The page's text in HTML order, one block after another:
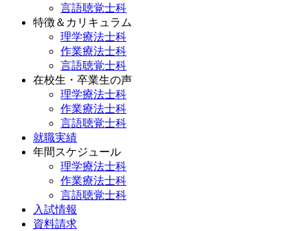
言語聴覚士科
特徴＆カリキュラム
理学療法士科
作業療法士科
言語聴覚士科
在校生・卒業生の声
理学療法士科
作業療法士科
言語聴覚士科
就職実績
年間スケジュール
理学療法士科
作業療法士科
言語聴覚士科
入試情報
資料請求